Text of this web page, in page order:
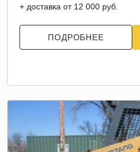
+ доставка от 12 000 руб.
ПОДРОБНЕЕ